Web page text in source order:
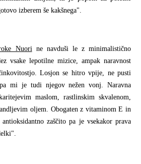
izberem še kakšnega".
Nuorine navduši le z minimalistično
vsake lepotilne mizice, ampak naravnost
Losjon se hitro vpije, ne pusti
pa mi je tudi njegov nežen vonj. Naravna
maslom, rastlinskim skvalenom,
oljem. Obogaten z vitaminom E in
zaščito pa je vsekakor prava